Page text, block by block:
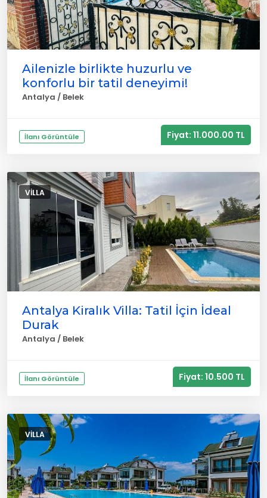
Ailenizle birlikte huzurlu ve
konforlu bir tatil deneyimi!
Antalya / Belek
İlanı Görüntüle Fiyat: 11.000.00 TL
VILLA
Antalya Kiralık Villa: Tatil İçin İdeal
Durak
Antalya / Belek
İlanı Görüntüle Fiyat: 10.500 TL
VILLA